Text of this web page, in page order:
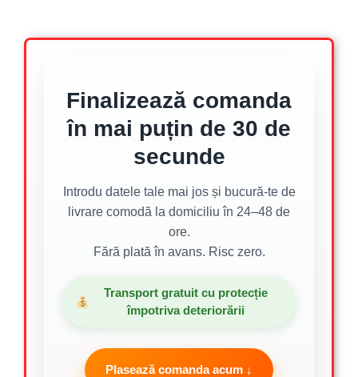
Finalizează comanda
în mai puțin de 30 de
secunde
Introdu datele tale mai jos și bucură-te de
livrare comodă la domiciliu în 24–48 de
ore.
Fără plată în avans. Risc zero.
Transport gratuit cu protecție
împotriva deteriorării
Plasează comanda acum ↓